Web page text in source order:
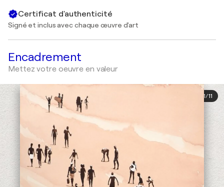
Certificat d'authenticité
Signé et inclus avec chaque œuvre d'art
Encadrement
Mettez votre oeuvre en valeur
1/11